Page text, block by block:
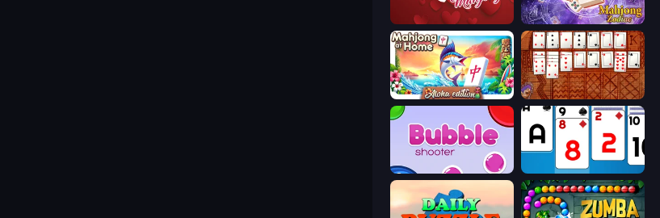
Valentine Mahjong Mahjong Solitaire Zodiac
Aloha Mahjong Algerian Solitaire
Bubble Shooter Social Solitaire